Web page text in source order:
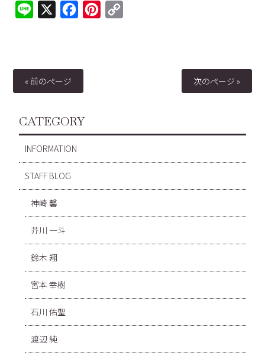
Line FacebookPinterest
« 前のページ 次のページ »
CATEGORY
INFORMATION
STAFF BLOG
神崎 馨
芥川 一斗
鈴木 翔
宮本 幸樹
石川 佑聖
渡辺 純